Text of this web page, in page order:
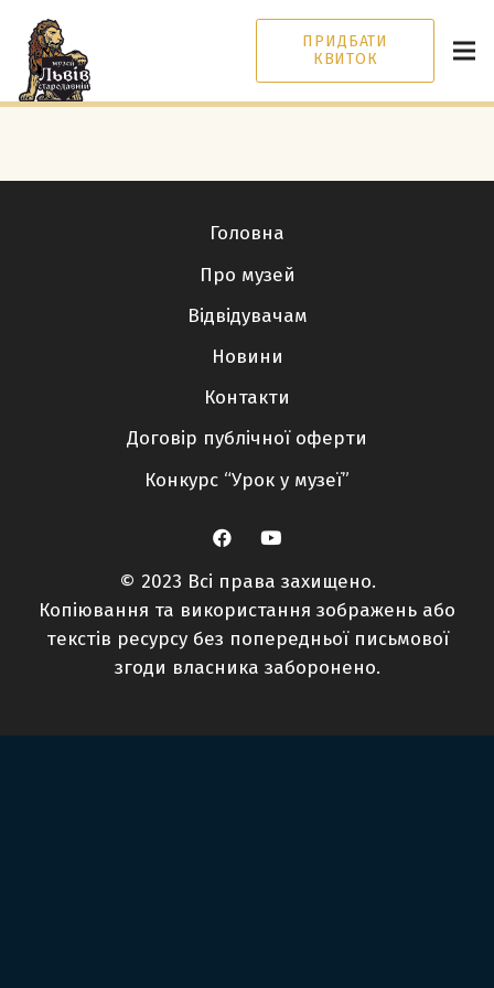
ПРИДБАТИ
КВИТОК
Головна
Про музей
Відвідувачам
Новини
Контакти
Договір публічної оферти
Конкурс “Урок у музеї”
© 2023 Всі права захищено.
Копіювання та використання зображень або
текстів ресурсу без попередньої письмової
згоди власника заборонено.